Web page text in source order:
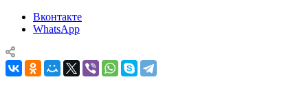
Вконтакте
WhatsApp